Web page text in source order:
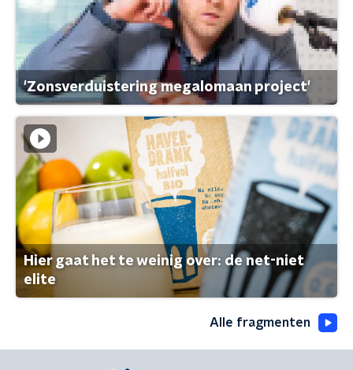
'Zonsverduistering megalomaan project'
Hier gaat het te weinig over: de net-niet
elite
Alle fragmenten